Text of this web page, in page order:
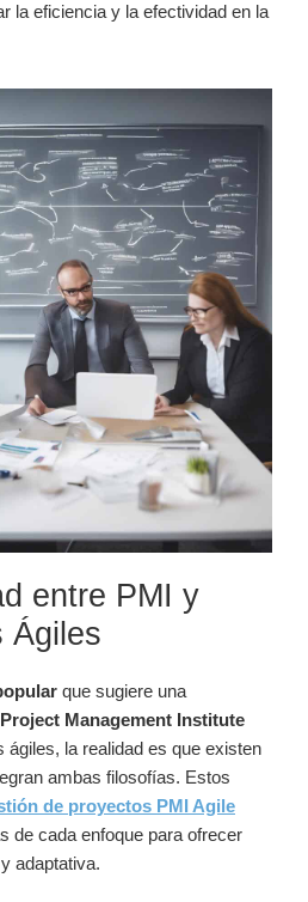
la eficiencia y la efectividad en la
entre PMI y
Ágiles
que sugiere una
Project Management Institute
la realidad es que existen
ambas filosofías. Estos
de proyectos PMI Agile
de cada enfoque para ofrecer
adaptativa.